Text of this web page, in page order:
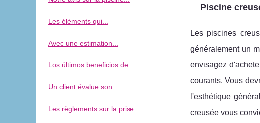
Piscine
Les piscines
généralement un
envisagez
courants. Vous
l'esthétique
creusée vous
Les éléments qui...
Avec une estimation...
Los últimos beneficios de...
Un client évalue son...
Les règlements sur la prise...